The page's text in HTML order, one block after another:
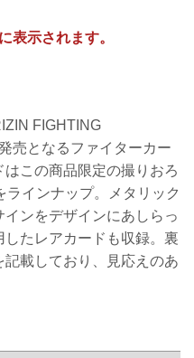
表示されます。
FIGHTING
売となるファイターカー
はこの商品限定の撮りおろ
ラインナップ。メタリック
ンをデザインにあしらっ
たレアカードも収録。裏
載しており、見応えのあ